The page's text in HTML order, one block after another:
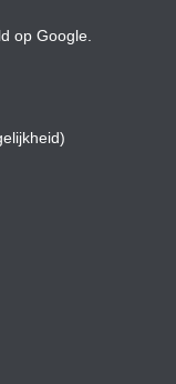
op Google.